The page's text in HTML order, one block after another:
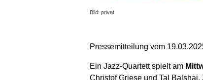
Bild: privat
Pressemitteilung vom
Ein Jazz-Quartett spielt am
Christof Griese und Tal Balshai.